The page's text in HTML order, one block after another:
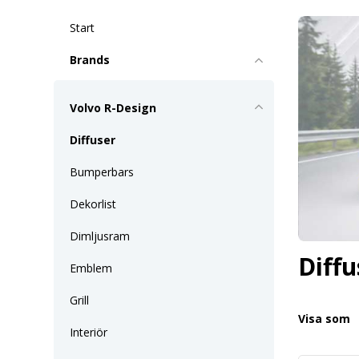
Start
Brands
Volvo R-Design
Diffuser
Bumperbars
Dekorlist
Dimljusram
Emblem
Grill
Interiör
Visa som